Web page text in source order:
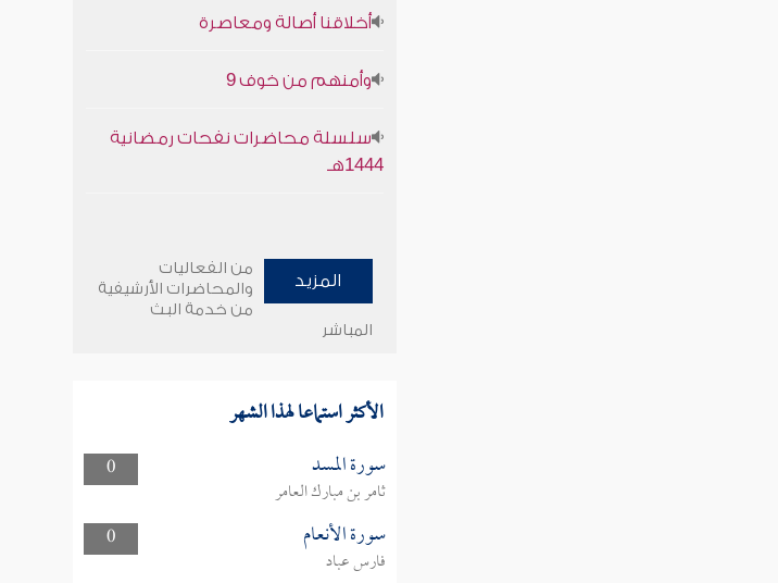
أخلاقنا أصالة ومعاصرة
وأمنهم من خوف 9
سلسلة محاضرات نفحات رمضانية
1444هـ
المزيد
من الفعاليات
والمحاضرات الأرشيفية
من خدمة البث
المباشر
الأكثر استماعا لهذا الشهر
0 سورة المسد
ثامر بن مبارك العامر
0
سورة الأنعام
فارس عباد